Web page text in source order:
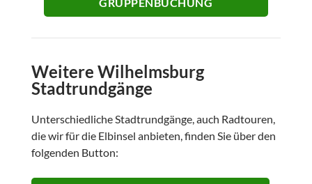
Weitere Wilhelmsburg
Stadtrundgänge
Unterschiedliche Stadtrundgänge, auch Radtouren,
die wir für die Elbinsel anbieten, finden Sie über den
folgenden Button: